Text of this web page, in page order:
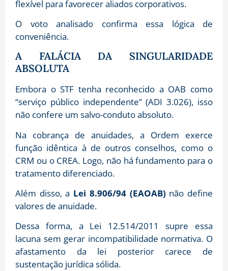
flexível para favorecer aliados corporativos.
O voto analisado confirma essa lógica de
conveniência.
A FALÁCIA DA SINGULARIDADE
ABSOLUTA
Embora o STF tenha reconhecido a OAB como
“serviço público independente” (ADI 3.026), isso
não confere um salvo-conduto absoluto.
Na cobrança de anuidades, a Ordem exerce
função idêntica à de outros conselhos, como o
CRM ou o CREA. Logo, não há fundamento para o
tratamento diferenciado.
Além disso, a Lei 8.906/94 (EAOAB) não define
valores de anuidade.
Dessa forma, a Lei 12.514/2011 supre essa
lacuna sem gerar incompatibilidade normativa. O
afastamento da lei posterior carece de
sustentação jurídica sólida.